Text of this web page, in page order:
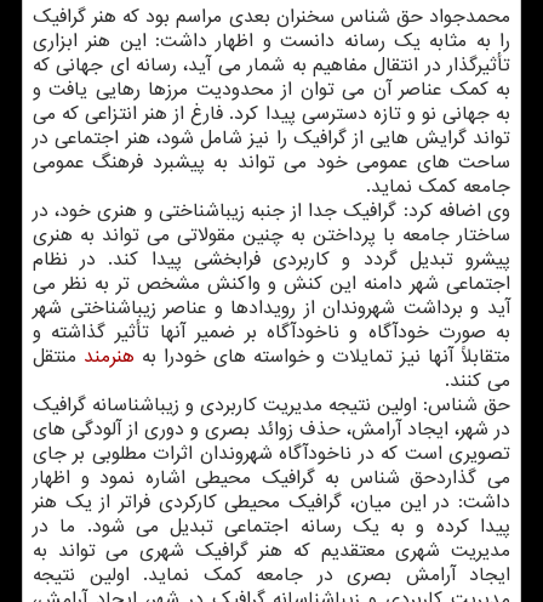
محمدجواد حق شناس سخنران بعدی مراسم بود كه هنر گرافیك
را به مثابه یك رسانه دانست و اظهار داشت: این هنر ابزاری
تأثیرگذار در انتقال مفاهیم به شمار می آید، رسانه ای جهانی كه
به كمك عناصر آن می توان از محدودیت مرزها رهایی یافت و
به جهانی نو و تازه دسترسی پیدا كرد. فارغ از هنر انتزاعی كه می
تواند گرایش هایی از گرافیك را نیز شامل شود، هنر اجتماعی در
ساحت های عمومی خود می تواند به پیشبرد فرهنگ عمومی
جامعه كمك نماید.
وی اضافه كرد: گرافیك جدا از جنبه زیباشناختی و هنری خود، در
ساختار جامعه با پرداختن به چنین مقولاتی می تواند به هنری
پیشرو تبدیل گردد و كاربردی فرابخشی پیدا كند. در نظام
اجتماعی شهر دامنه این كنش و واكنش مشخص تر به نظر می
آید و برداشت شهروندان از رویدادها و عناصر زیباشناختی شهر
به صورت خودآگاه و ناخودآگاه بر ضمیر آنها تأثیر گذاشته و
متقابلاً آنها نیز تمایلات و خواسته های خودرا به هنرمند منتقل
می كنند.
حق شناس: اولین نتیجه مدیریت كاربردی و زیباشناسانه گرافیك
در شهر، ایجاد آرامش، حذف زوائد بصری و دوری از آلودگی های
تصویری است كه در ناخودآگاه شهروندان اثرات مطلوبی بر جای
می گذاردحق شناس به گرافیك محیطی اشاره نمود و اظهار
داشت: در این میان، گرافیك محیطی كاركردی فراتر از یك هنر
پیدا كرده و به یك رسانه اجتماعی تبدیل می شود. ما در
مدیریت شهری معتقدیم كه هنر گرافیك شهری می تواند به
ایجاد آرامش بصری در جامعه كمك نماید. اولین نتیجه